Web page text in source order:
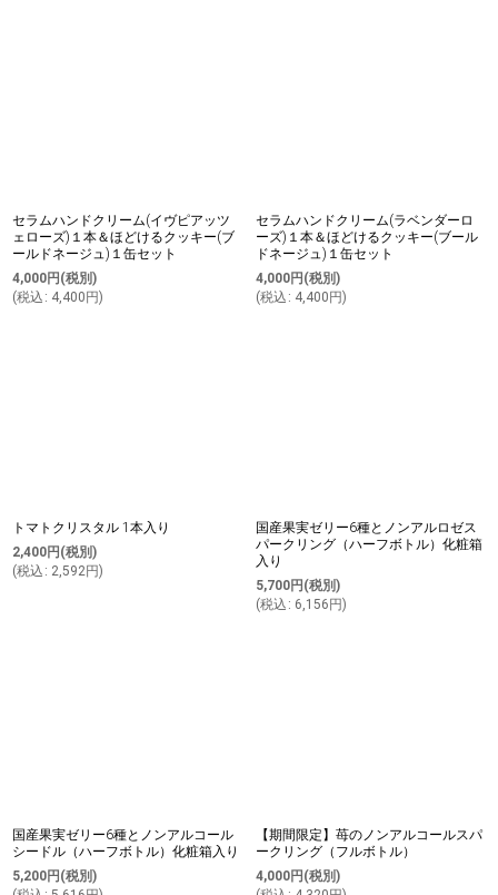
セラムハンドクリーム(イヴピアッツ
ェローズ)１本＆ほどけるクッキー(ブ
ールドネージュ)１缶セット
4,000円 (税別)
(税込 : 4,400 円)
セラムハンドクリーム(ラベンダーロ
ーズ)１本＆ほどけるクッキー(ブール
ドネージュ)１缶セット
4,000円 (税別)
(税込 : 4,400 円)
トマトクリスタル 1本入り
2,400円 (税別)
(税込 : 2,592円)
国産果実ゼリー6種とノンアルロゼス
パークリング（ハーフボトル）化粧箱
入り
5,700円 (税別)
(税込 : 6,156 円)
国産果実ゼリー6種とノンアルコール
シードル（ハーフボトル）化粧箱入り
5,200円 (税別)
【期間限定】苺のノンアルコールスパ
ークリング（フルボトル）
4,000円 (税別)